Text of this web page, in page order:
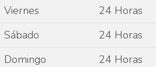
Viernes
24 Horas
Sábado
24 Horas
Domingo
24 Horas